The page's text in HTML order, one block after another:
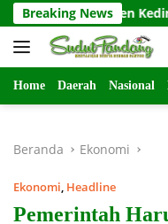
Langsung
ke
konten
Breaking News
Kediri Bahas
Home Daerah Nasional
Beranda Ekonomi
Ekonomi, Headline
Pemerintah